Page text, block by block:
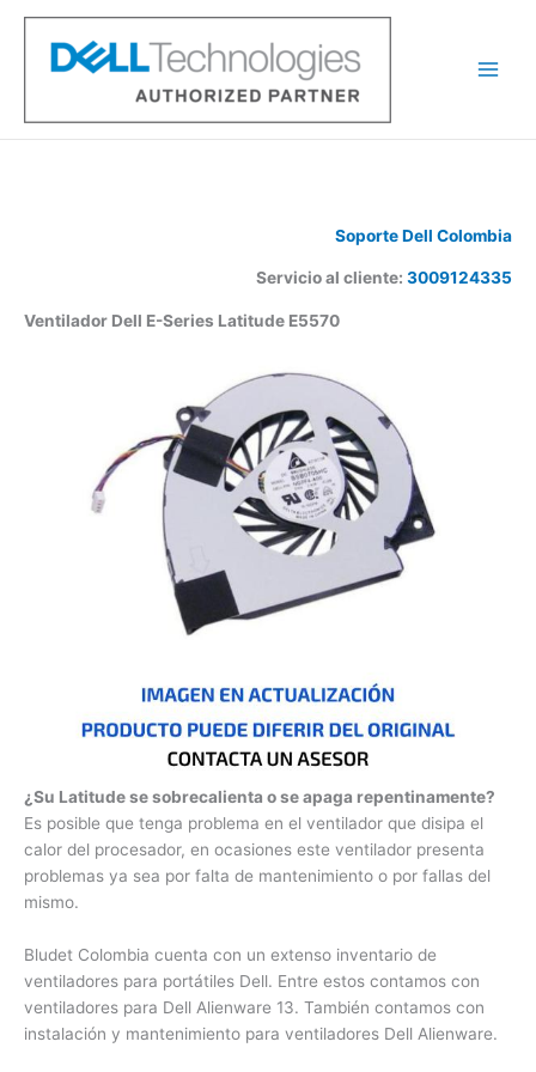
contenido
Soporte Dell Colombia
Servicio al cliente:3009124335
Ventilador Dell E-Series Latitude E5570
repentinamente?
Es posible que tenga problema en el ventilador que disipa el
calor del procesador, en ocasiones este ventilador presenta
problemas ya sea por falta de mantenimiento o por fallas del
mismo.
Bludet Colombia cuenta con un extenso inventario de
ventiladores para portátiles Dell. Entre estos contamos con
ventiladores para Dell Alienware 13. También contamos con
instalación y mantenimiento para ventiladores Dell